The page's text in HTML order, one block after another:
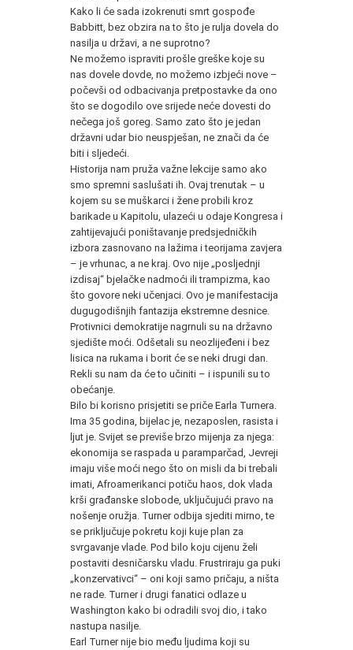
Kako li će sada izokrenuti smrt gospođe
Babbitt, bez obzira na to što je rulja dovela do
nasilja u državi, a ne suprotno?
Ne možemo ispraviti prošle greške koje su
nas dovele dovde, no možemo izbjeći nove –
počevši od odbacivanja pretpostavke da ono
što se dogodilo ove srijede neće dovesti do
nečega još goreg. Samo zato što je jedan
državni udar bio neuspješan, ne znači da će
biti i sljedeći.
Historija nam pruža važne lekcije samo ako
smo spremni saslušati ih. Ovaj trenutak – u
kojem su se muškarci i žene probili kroz
barikade u Kapitolu, ulazeći u odaje Kongresa i
zahtijevajući poništavanje predsjedničkih
izbora zasnovano na lažima i teorijama zavjera
– je vrhunac, a ne kraj. Ovo nije „posljednji
izdisaj“ bjelačke nadmoći ili trampizma, kao
što govore neki učenjaci. Ovo je manifestacija
dugugodišnjih fantazija ekstremne desnice.
Protivnici demokratije nagrnuli su na državno
sjedište moći. Odšetali su neozlijeđeni i bez
lisica na rukama i borit će se neki drugi dan.
Rekli su nam da će to učiniti – i ispunili su to
obećanje.
Bilo bi korisno prisjetiti se priče Earla Turnera.
Ima 35 godina, bijelac je, nezaposlen, rasista i
ljut je. Svijet se previše brzo mijenja za njega:
ekonomija se raspada u paramparčad, Jevreji
imaju više moći nego što on misli da bi trebali
imati, Afroamerikanci potiču haos, dok vlada
krši građanske slobode, uključujući pravo na
nošenje oružja. Turner odbija sjediti mirno, te
se priključuje pokretu koji kuje plan za
svrgavanje vlade. Pod bilo koju cijenu želi
postaviti desničarsku vladu. Frustriraju ga puki
„konzervativci“ – oni koji samo pričaju, a ništa
ne rade. Turner i drugi fanatici odlaze u
Washington kako bi odradili svoj dio, i tako
nastupa nasilje.
Earl Turner nije bio među ljudima koji su